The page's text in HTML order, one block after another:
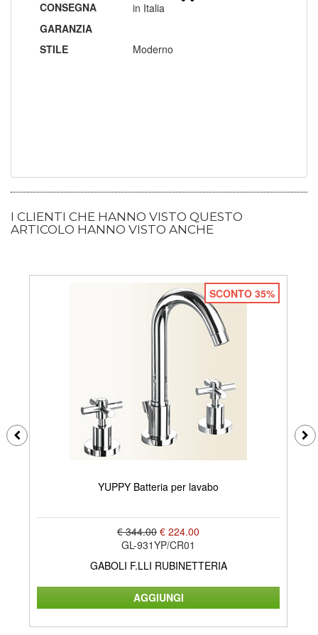
CONSEGNA
in Italia
GARANZIA
STILE
Moderno
I CLIENTI CHE HANNO VISTO QUESTO
ARTICOLO HANNO VISTO ANCHE
SCONTO 35%
YUPPY Batteria per lavabo
€ 344.00 € 224.00
GL-931YP/CR01
GABOLI F.LLI RUBINETTERIA